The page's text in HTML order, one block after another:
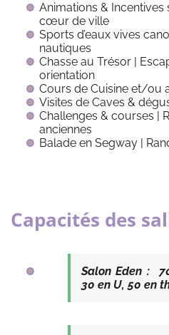
Animations &
cœur de ville
Sports d’eaux vives
nautiques
Chasse au Trésor |
orientation
Cours de Cuisine et/ou
Visites de Caves &
Challenges & courses |
anciennes
Balade en Segway |
Capacités des
Salon Eden :
30 en U, 50 en